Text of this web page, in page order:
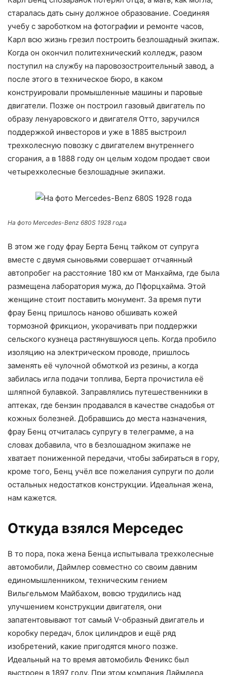
старалась дать сыну должное образование. Соединяя
учебу с зароботком на фотографии и ремонте часов,
Карл всю жизнь грезил построить безлошадный экипаж.
Когда он окончил политехнический колледж, разом
поступил на службу на паровозостроительный завод, а
после этого в техническое бюро, в каком
конструировали промышленные машины и паровые
двигатели. Позже он построил газовый двигатель по
образу ленуаровского и двигателя Отто, заручился
поддержкой инвесторов и уже в 1885 выстроил
трехколесную повозку с двигателем внутреннего
сгорания, а в 1888 году он целым ходом продает свои
четырехколесные безлошадные экипажи.
На фото Mercedes-Benz 680S 1928 года
В этом же году фрау Берта Бенц тайком от супруга
вместе с двумя сыновьями совершает отчаянный
автопробег на расстояние 180 км от Манхайма, где была
размещена лаборатория мужа, до Пфорцхайма. Этой
женщине стоит поставить монумент. За время пути
фрау Бенц пришлось наново обшивать кожей
тормозной фрикцион, укорачивать при поддержки
сельского кузнеца растянувшуюся цепь. Когда пробило
изоляцию на электрическом проводе, пришлось
заменять её чулочной обмоткой из резины, а когда
забилась игла подачи топлива, Берта прочистила её
шляпной булавкой. Заправлялись путешественники в
аптеках, где бензин продавался в качестве снадобья от
кожных болезней. Добравшись до места назначения,
фрау Бенц отчиталась супругу в телеграмме, а на
словах добавила, что в безлошадном экипаже не
хватает пониженной передачи, чтобы забираться в гору,
кроме того, Бенц учёл все пожелания супруги по доли
остальных недостатков конструкции. Идеальная жена,
нам кажется.
Откуда взялся Мерседес
В то пора, пока жена Бенца испытывала трехколесные
автомобили, Даймлер совместно со своим давним
единомышленником, техническим гением
Вильгельмом Майбахом, вовсю трудились над
улучшением конструкции двигателя, они
запатентовывают тот самый V-образный двигатель и
коробку передач, блок цилиндров и ещё ряд
изобретений, какие пригодятся много позже.
Идеальный на то время автомобиль Феникс был
выстроен в 1897 году. При этом компания Даймлера